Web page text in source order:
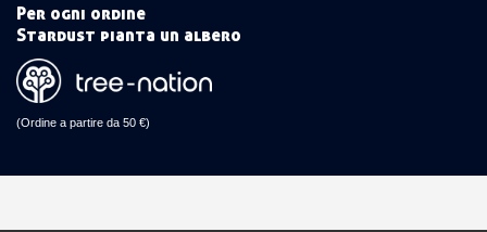
Per ogni ordine
Stardust pianta un albero
(Ordine a partire da 50 €)